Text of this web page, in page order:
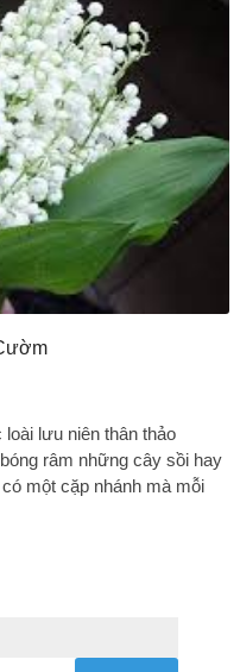
loài lưu niên thân thảo
râm những cây sồi hay
một cặp nhánh mà mỗi